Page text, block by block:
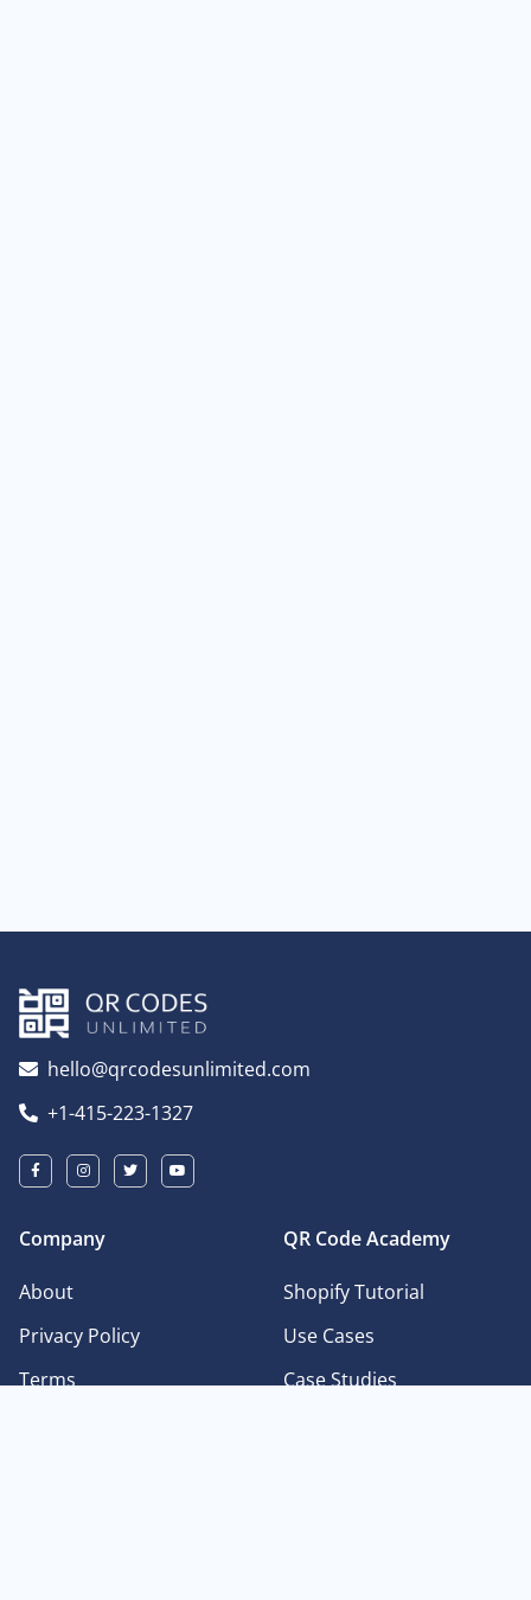
hello@qrcodesunlimited.com
+1-415-223-1327
Company
About
Privacy Policy
Terms
QR Code Academy
Shopify Tutorial
Use Cases
Case Studies